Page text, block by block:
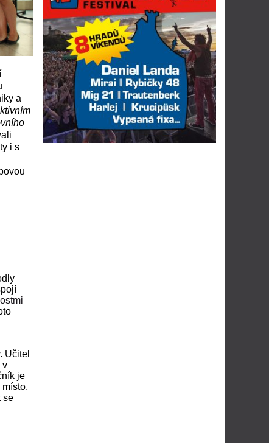
a
i s
Učitel
v
je
se